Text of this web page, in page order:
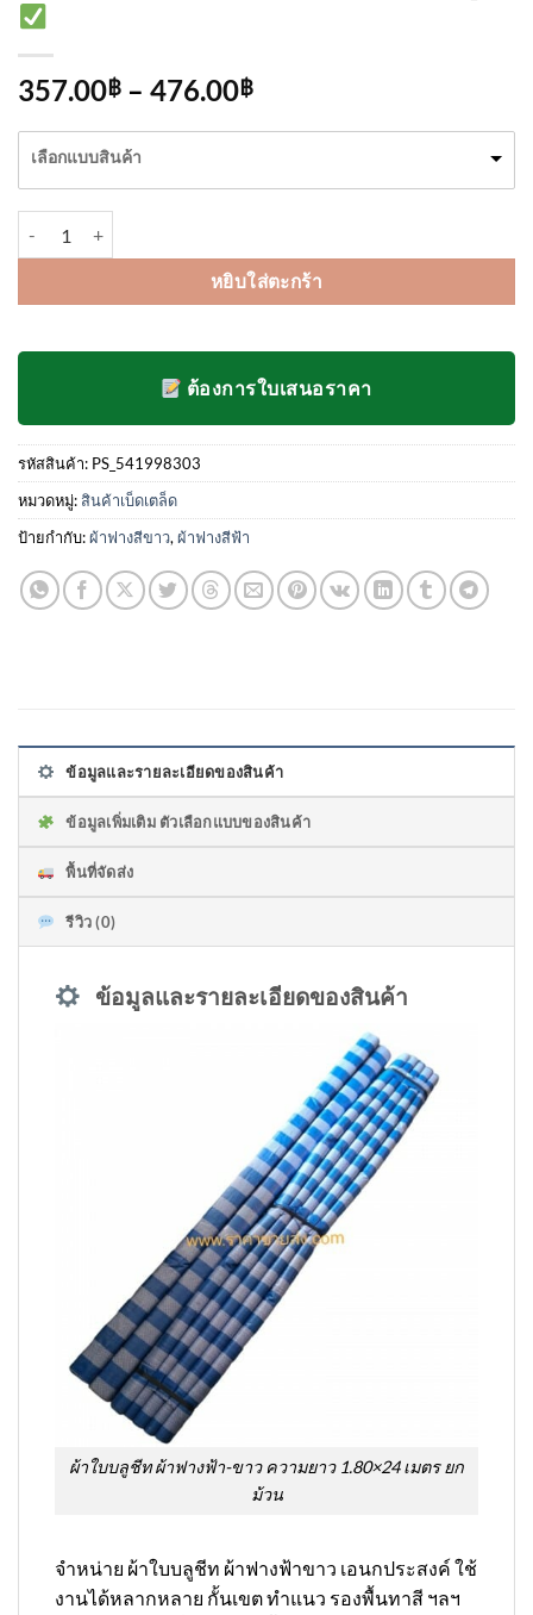
357.00฿ – 476.00฿Price
เลือกแบบสินค้า
หยิบใส่ตะกร้า
ต้องการใบเสนอราคา
รหัสสินค้า: PS_541998303
หมวดหมู่: สินค้าเบ็ดเตล็ด
ป้ายกำกับ:ผ้าฟางสีขาว, ผ้าฟางสีฟ้า
ข้อมูลและรายละเอียดของสินค้า
ข้อมูลเพิ่มเติม ตัวเลือกแบบของสินค้า
พื้นที่จัดส่ง
รีวิว (0)
ข้อมูลและรายละเอียดของสินค้า
ผ้าใบบลูชีท ผ้าฟางฟ้า-ขาว ความยาว 1.80×24 เมตร ยก
ม้วน
จำหน่าย ผ้าใบบลูชีท ผ้าฟางฟ้าขาว เอนกประสงค์ ใช้
งานได้หลากหลาย กั้นเขต ทำแนว รองพื้นทาสี ฯลฯ